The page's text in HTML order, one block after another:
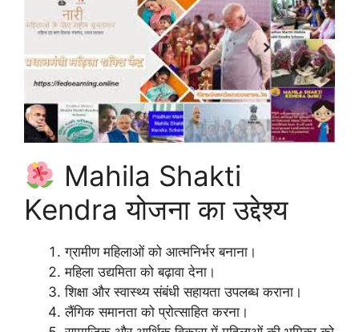
Mahila Shakti
Kendra योजना का उद्देश्य
ग्रामीण महिलाओं को आत्मनिर्भर बनाना।
महिला उद्यमिता को बढ़ावा देना।
शिक्षा और स्वास्थ्य संबंधी सहायता उपलब्ध कराना।
लैंगिक समानता को प्रोत्साहित करना।